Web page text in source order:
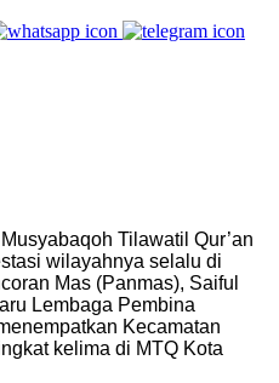
Tilawatil Qur’an
wilayahnya selalu di
Mas (Panmas), Saiful
Lembaga Pembina
Kecamatan
kelima di MTQ Kota